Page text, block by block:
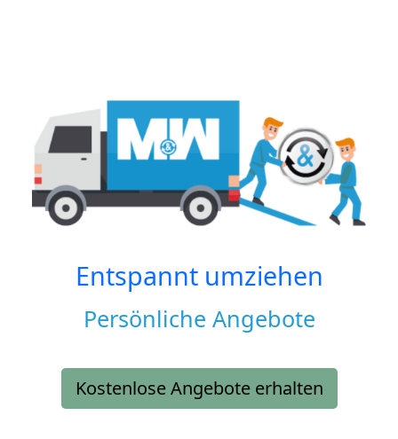
Entspannt umziehen
Persönliche Angebote
Kostenlose Angebote erhalten